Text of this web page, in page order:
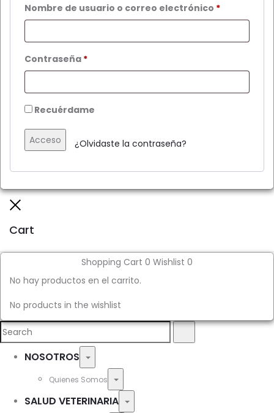
Nombre de usuario o correo electrónico *
Contraseña *
Recuérdame
Acceso ¿Olvidaste la contraseña?
Cart
Shopping Cart 0 Wishlist 0
No hay productos en el carrito.
No products in the wishlist
Search
NOSOTROS Toggle
Quienes Somos Toggle
SALUD VETERINARIA Toggle